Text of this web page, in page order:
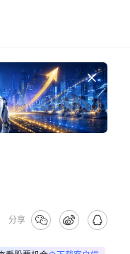
分享